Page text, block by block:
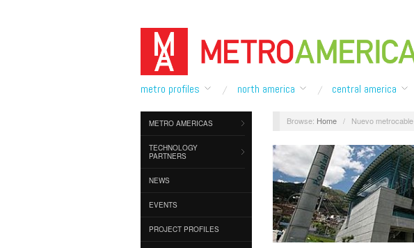
metro profiles north america central america
METRO AMERICAS
TECHNOLOGY
PARTNERS
NEWS
EVENTS
PROJECT PROFILES
Browse: Home / Nuevo metrocable